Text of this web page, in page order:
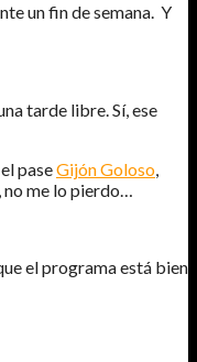
un fin de semana. Y
tarde libre. Sí, ese
paseGijón Goloso,
no me lo pierdo…
el programa está bien